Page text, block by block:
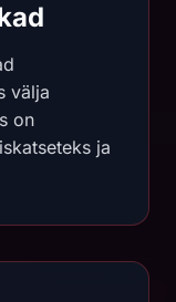
välja
on
ja